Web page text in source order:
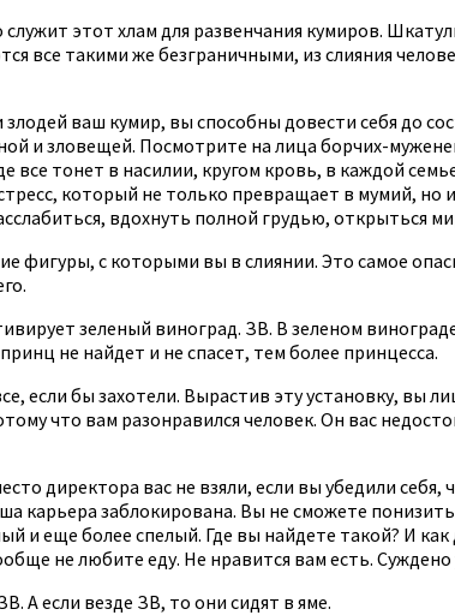
этот хлам для развенчания кумиров.
все такими же безграничными, из слияния
ваш кумир, вы способны довести себя до
и зловещей. Посмотрите на лица борчих-
тонет в насилии, кругом кровь, в каждой
который не только превращает в мумий, но
вдохнуть полной грудью, открыться
фигуры, с которыми вы в слиянии. Это самое
зеленый виноград. ЗВ. В зеленом
не найдет и не спасет, тем более принцесса.
если бы захотели. Вырастив эту установку,
что вам разонравился человек. Он вас
директора вас не взяли, если вы убедили
карьера заблокирована. Вы не сможете
и еще более спелый. Где вы найдете такой? И
не любите еду. Не нравится вам есть. Суждено
А если везде ЗВ, то они сидят в яме.